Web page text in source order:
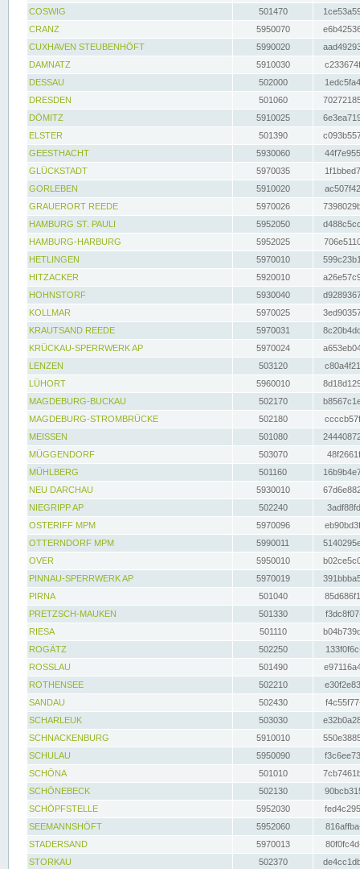
COSWIG
501470
CRANZ
5950070
CUXHAVEN STEUBENHÖFT
5990020
DAMNATZ
5910030
DESSAU
502000
DRESDEN
501060
DÖMITZ
5910025
ELSTER
501390
GEESTHACHT
5930060
GLÜCKSTADT
5970035
GORLEBEN
5910020
GRAUERORT REEDE
5970026
HAMBURG ST. PAULI
5952050
HAMBURG-HARBURG
5952025
HETLINGEN
5970010
HITZACKER
5920010
HOHNSTORF
5930040
KOLLMAR
5970025
KRAUTSAND REEDE
5970031
KRÜCKAU-SPERRWERK AP
5970024
LENZEN
503120
LÜHORT
5960010
MAGDEBURG-BUCKAU
502170
MAGDEBURG-STROMBRÜCKE
502180
MEISSEN
501080
MÜGGENDORF
503070
MÜHLBERG
501160
NEU DARCHAU
5930010
NIEGRIPP AP
502240
OSTERIFF MPM
5970096
OTTERNDORF MPM
5990011
OVER
5950010
PINNAU-SPERRWERK AP
5970019
PIRNA
501040
PRETZSCH-MAUKEN
501330
RIESA
501110
ROGÄTZ
502250
ROSSLAU
501490
ROTHENSEE
502210
SANDAU
502430
SCHARLEUK
503030
SCHNACKENBURG
5910010
SCHULAU
5950090
SCHÖNA
501010
SCHÖNEBECK
502130
SCHÖPFSTELLE
5952030
SEEMANNSHÖFT
5952060
STADERSAND
5970013
STORKAU
502370